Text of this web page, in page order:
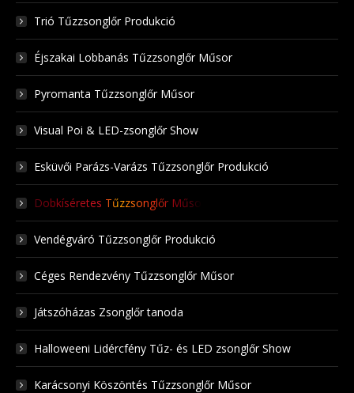
Trió Tűzzsonglőr Produkció
Éjszakai Lobbanás Tűzzsonglőr Műsor
Pyromanta Tűzzsonglőr Műsor
Visual Poi & LED-zsonglőr Show
Esküvői Parázs-Varázs Tűzzsonglőr Produkció
Dobkíséretes Tűzzsonglőr Műsor
Vendégváró Tűzzsonglőr Produkció
Céges Rendezvény Tűzzsonglőr Műsor
Játszóházas Zsonglőr tanoda
Halloweeni Lidércfény Tűz- és LED zsonglőr Show
Karácsonyi Köszöntés Tűzzsonglőr Műsor